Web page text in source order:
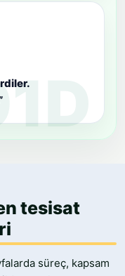
tesisat
süreç, kapsam